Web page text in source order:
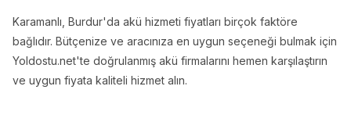
Karamanlı, Burdur'da akü hizmeti fiyatları birçok faktöre
bağlıdır. Bütçenize ve aracınıza en uygun seçeneği bulmak için
Yoldostu.net'te doğrulanmış akü firmalarını hemen karşılaştırın
ve uygun fiyata kaliteli hizmet alın.